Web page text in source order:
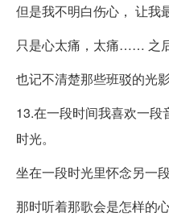
但是我不明白伤心， 让我
只是心太痛，太痛…… 之
也记不清楚那些班驳的光影
13.在一段时间我喜欢一
时光。
坐在一段时光里怀念另一
那时听着那歌会是怎样的